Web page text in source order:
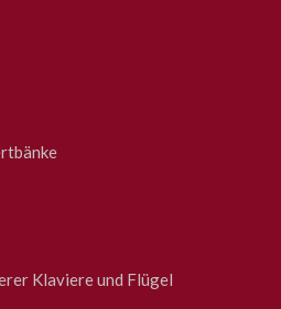
Klaviere und Flügel